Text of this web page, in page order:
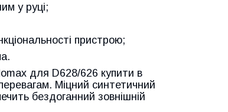
у руці;
пристрою;
для D628/626 купити в
Міцний синтетичний
бездоганний зовнішній